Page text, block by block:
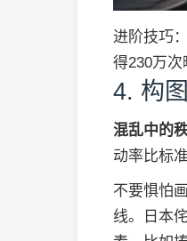
进阶技巧
得230万次
4. 构
混乱中的
动率比标
不要惧怕
线。日本